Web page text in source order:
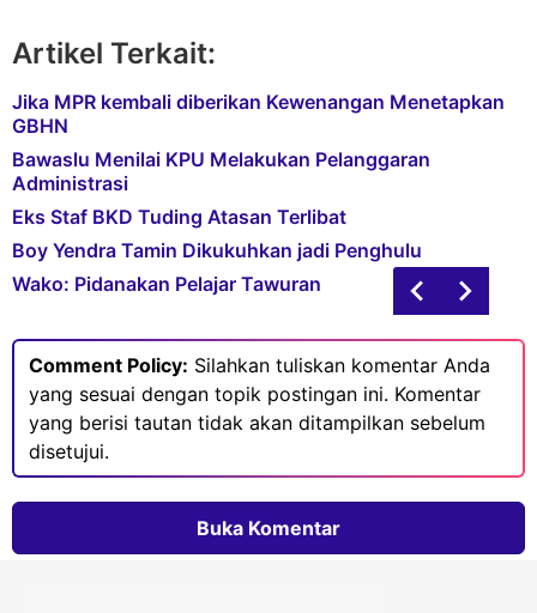
Artikel Terkait:
Jika MPR kembali diberikan Kewenangan Menetapkan
GBHN
Bawaslu Menilai KPU Melakukan Pelanggaran
Administrasi
Eks Staf BKD Tuding Atasan Terlibat
Boy Yendra Tamin Dikukuhkan jadi Penghulu
Wako: Pidanakan Pelajar Tawuran
Comment Policy: Silahkan tuliskan komentar Anda
yang sesuai dengan topik postingan ini. Komentar
yang berisi tautan tidak akan ditampilkan sebelum
disetujui.
Buka Komentar